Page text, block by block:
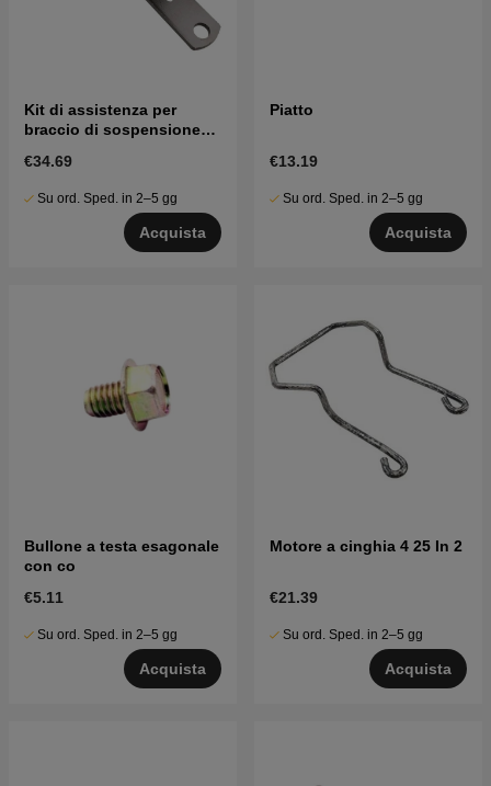
Kit di assistenza per
braccio di sospensione
€34.69
Su ord. Sped. in 2–5 gg
Acquista
Piatto
€13.19
Su ord. Sped. in 2–5 gg
Acquista
Bullone a testa esagonale
con co
€5.11
Su ord. Sped. in 2–5 gg
Acquista
Motore a cinghia 4 25 In 2
€21.39
Su ord. Sped. in 2–5 gg
Acquista